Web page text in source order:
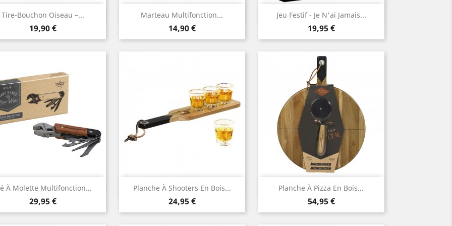
Tire-Bouchon Oiseau –...
Prix
19,90 €
Aperçu rapide Marteau Multifonction...
Prix
14,90 €
Aperçu rapide Jeu Festif - Je N'ai Jamais...
Prix
19,95 €
Aperçu rapide
À Molette Multifonction...
Prix
29,95 €
Aperçu rapide Planche À Shooters En Bois...
Prix
24,95 €
Aperçu rapide Planche À Pizza En Bois...
Prix
54,95 €
Aperçu rapide